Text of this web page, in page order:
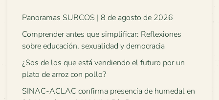
Panoramas SURCOS | 8 de agosto de 2026
Comprender antes que simplificar: Reflexiones
sobre educación, sexualidad y democracia
¿Sos de los que está vendiendo el futuro por un
plato de arroz con pollo?
SINAC-ACLAC confirma presencia de humedal en